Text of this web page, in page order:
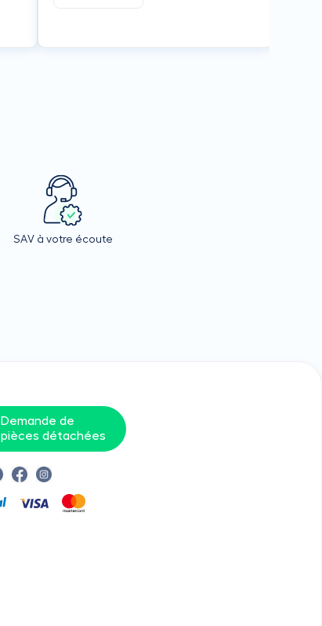
SAV à votre écoute
Demande de
pièces détachées